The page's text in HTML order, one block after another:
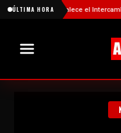
ÚLTIMA HORA
China Fortalece el Intercambio